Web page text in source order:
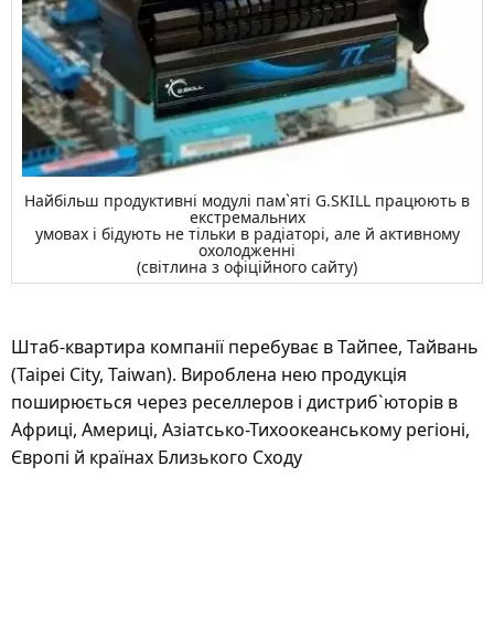
Найбільш продуктивні модулі пам`яті G.SKILL працюють в
екстремальних
умовах і бідують не тільки в радіаторі, але й активному
охолодженні
(світлина з офіційного сайту)
Штаб-квартира компанії перебуває в Тайпее, Тайвань
(Taipei City, Taiwan). Вироблена нею продукція
поширюється через реселлеров і дистриб`юторів в
Африці, Америці, Азіатсько-Тихоокеанському регіоні,
Європі й країнах Близького Сходу